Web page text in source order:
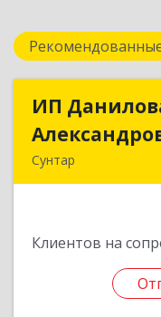
ИП
Сунтар
Клиентов на